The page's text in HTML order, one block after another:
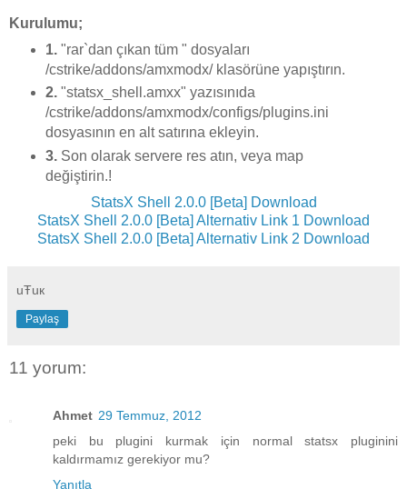
Kurulumu;
1."rar`dan çıkan tüm " dosyaları
/cstrike/addons/amxmodx/ klasörüne yapıştırın.
2."statsx_shell.amxx" yazısınıda
/cstrike/addons/amxmodx/configs/plugins.ini
dosyasının en alt satırına ekleyin.
3.Son olarak servere res atın, veya map
değiştirin.!
StatsX Shell 2.0.0 [Beta] Download
StatsX Shell 2.0.0 [Beta] Alternativ Link 1 Download
StatsX Shell 2.0.0 [Beta] Alternativ Link 2 Download
uŦuк
Paylaş
11 yorum:
Ahmet 29 Temmuz, 2012
peki bu plugini kurmak için normal statsx pluginini
kaldırmamız gerekiyor mu?
Yanıtla